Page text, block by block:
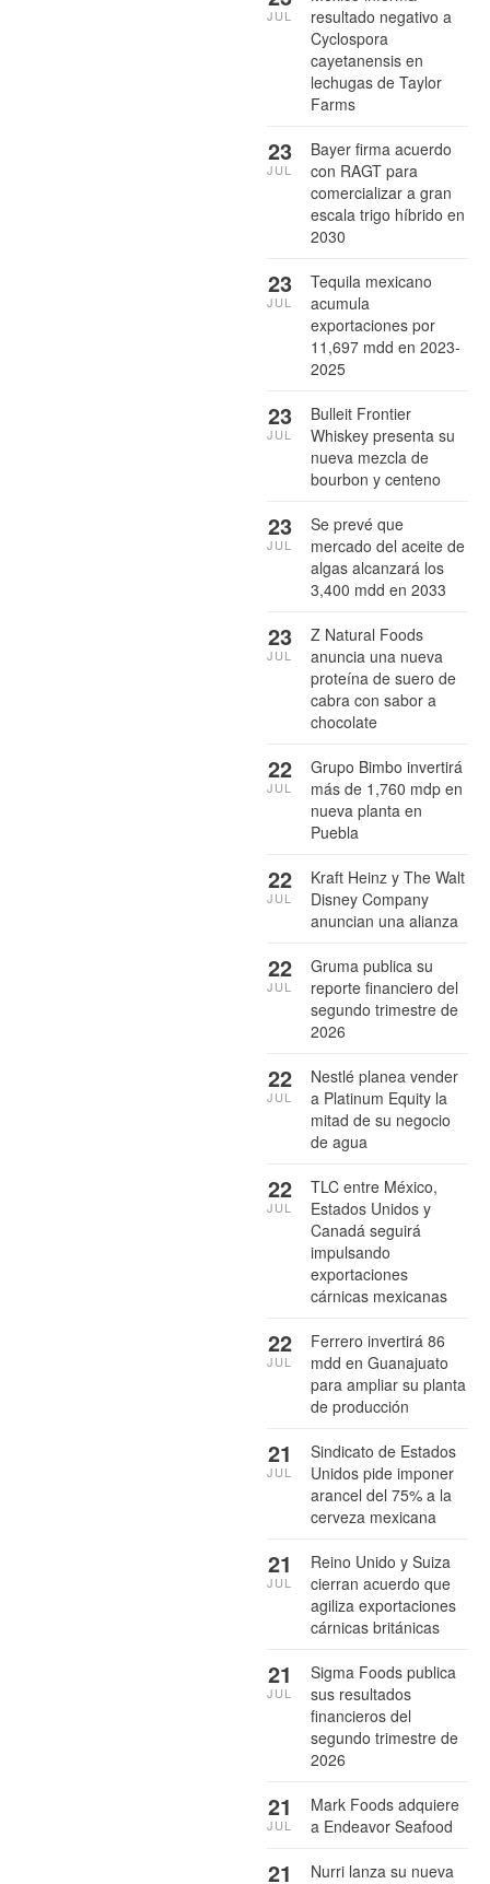
resultado negativo a
Cyclospora
cayetanensis en
lechugas de Taylor
Farms
JUL
Bayer firma acuerdo
con RAGT para
comercializar a gran
escala trigo híbrido en
2030
23
JUL
Tequila mexicano
acumula
exportaciones por
11,697 mdd en 2023-
2025
23
JUL
Bulleit Frontier
Whiskey presenta su
nueva mezcla de
bourbon y centeno
23
JUL
Se prevé que
mercado del aceite de
algas alcanzará los
3,400 mdd en 2033
23
JUL
Z Natural Foods
anuncia una nueva
proteína de suero de
cabra con sabor a
chocolate
23
JUL
Grupo Bimbo invertirá
más de 1,760 mdp en
nueva planta en
Puebla
22
JUL
Kraft Heinz y The Walt
Disney Company
anuncian una alianza
22
JUL
Gruma publica su
reporte financiero del
segundo trimestre de
2026
22
JUL
Nestlé planea vender
a Platinum Equity la
mitad de su negocio
de agua
22
JUL
TLC entre México,
Estados Unidos y
Canadá seguirá
impulsando
exportaciones
cárnicas mexicanas
22
JUL
Ferrero invertirá 86
mdd en Guanajuato
para ampliar su planta
de producción
22
JUL
Sindicato de Estados
Unidos pide imponer
arancel del 75% a la
cerveza mexicana
21
JUL
Reino Unido y Suiza
cierran acuerdo que
agiliza exportaciones
cárnicas británicas
21
JUL
Sigma Foods publica
sus resultados
financieros del
segundo trimestre de
2026
21
JUL
Mark Foods adquiere
a Endeavor Seafood
21
JUL
Nurri lanza su nueva
21